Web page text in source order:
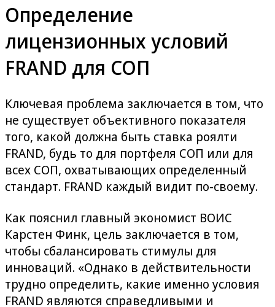
Определение
лицензионных условий
FRAND для СОП
Ключевая проблема заключается в том, что
не существует объективного показателя
того, какой должна быть ставка роялти
FRAND, будь то для портфеля СОП или для
всех СОП, охватывающих определенный
стандарт. FRAND каждый видит по-своему.
Как пояснил главный экономист ВОИС
Карстен Финк, цель заключается в том,
чтобы сбалансировать стимулы для
инноваций. «Однако в действительности
трудно определить, какие именно условия
FRAND являются справедливыми и